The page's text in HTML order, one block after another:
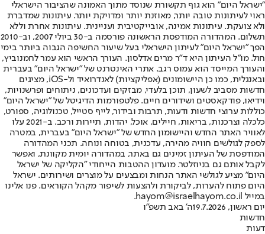
"ישראל היום" הוא גוף תקשורת שנוסד מתוך האמונה שהציבור הישראלי
ראוי לעיתונות טובה יותר, מאוזנת יותר ומדויקת יותר. עיתונות שמדברת
ולא צועקת. עיתונות אמינה, אובייקטיבית ועניינית. עיתונות אחרת וללא
תשלום. המהדורה המודפסת הראשונה פורסמה ב-30 ביולי 2007, וב-2010
הפך "ישראל היום" לעיתון הישראלי בעל שיעור החשיפה הגבוה ביותר בימי
חול. מו"ל העיתון היא ד"ר מרים אדלסון. העורך הראשי הוא עמר לחמנוביץ,
והעורך המייסד הוא עמוס רגב. אתרי האינטרנט של "ישראל היום" בעברית
ובאנגלית, כמו כן היישומונים (אפליקציות) לאנדרואיד ול-iOS, מציגים
חדשות מסביב לשעון, תוכן בלעדי, מבזקים ועדכונים, ניתוחים ופרשנויות,
וידיאו, פודקאסטים ושידורים חיים. פלטפורמות הדיגיטל של "ישראל היום"
כוללות ערוצי חדשות ודעות, תרבות ובידור, לייף סטייל, טכנולוגיה, ספורט,
כלכלה וצרכנות, בריאות, חיילים, אוכל, יהדות, תיירות ורכב. ב-2021 עלו
לאוויר האתר החדש והיישומון החדש של "ישראל היום" בעברית, במטרה
לספק לגולשים חוויה מהירה, עדכנית, בטוחה ונוחה. תכני המהדורה
המודפסת של העיתון זמינים גם באתר, במהדורה יומית מקוונת, ואפשר
לקבל אותם גם בניוזלטר. מועדון ההטבות הייחודי "הקליקה של ישראל
היום" מציע לגולשי האתר הנחות ומבצעים על מוצרים ושירותים. ישראל
היום פתוח להערות, לביקורת ולהצעות לשיפור מקהל הקוראים. פנו אלינו
במייל hayom@israelhayom.co.il.
יום ראשון, 19.7.2026
ה' באב תשפ"ו
חדשות
דעות